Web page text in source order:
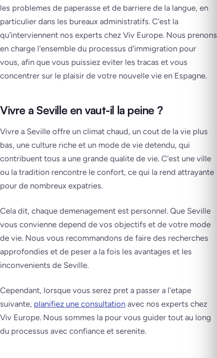
les problemes de paperasse et de barriere de la langue, en
particulier dans les bureaux administratifs. C'est la
qu'interviennent nos experts chez Viv Europe. Nous prenons
en charge l'ensemble du processus d'immigration pour
vous, afin que vous puissiez eviter les tracas et vous
concentrer sur le plaisir de votre nouvelle vie en Espagne.
Vivre a Seville en vaut-il la peine ?
Vivre a Seville offre un climat chaud, un cout de la vie plus
bas, une culture riche et un mode de vie detendu, qui
contribuent tous a une grande qualite de vie. C'est une ville
ou la tradition rencontre le confort, ce qui la rend attrayante
pour de nombreux expatries.
Cela dit, chaque demenagement est personnel. Que Seville
vous convienne depend de vos objectifs et de votre mode
de vie. Nous vous recommandons de faire des recherches
approfondies et de peser a la fois les avantages et les
inconvenients de Seville.
Cependant, lorsque vous serez pret a passer a l'etape
suivante, planifiez une consultation avec nos experts chez
Viv Europe. Nous sommes la pour vous guider tout au long
du processus avec confiance et serenite.